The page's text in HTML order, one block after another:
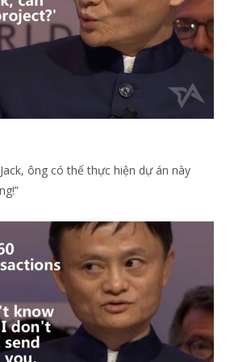
ông có thể thực hiện dự án này